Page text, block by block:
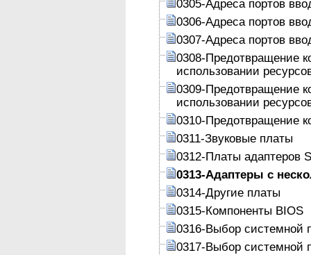
0305-Адреса портов
0306-Адреса портов
0307-Адреса портов
0308-Предотвращение
использовании
0309-Предотвращение
использовании
0310-Предотвращение
0311-Звуковые платы
0312-Платы адаптеров
0313-Адаптеры с
0314-Другие платы
0315-Компоненты BIOS
0316-Выбор системной
0317-Выбор системной